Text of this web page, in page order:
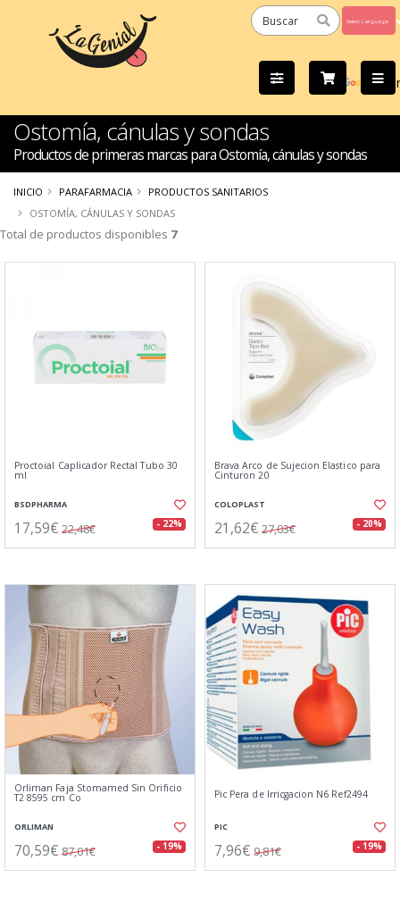
by
Ostomía, cánulas y sondas
Productos de primeras marcas para Ostomía, cánulas y sondas
INICIO PARAFARMACIA
PRODUCTOS SANITARIOS
OSTOMÍA, CÁNULAS Y SONDAS
Total de productos disponibles 7
Proctoial Caplicador Rectal Tubo 30
ml
BSDPHARMA
17,59€ 22,48€ - 22%
Brava Arco de Sujecion Elastico para
Cinturon 20
COLOPLAST
21,62€ 27,03€ - 20%
Orliman Faja Stomamed Sin Orificio
T2 8595 cm Co
ORLIMAN
70,59€ 87,01€ - 19%
Pic Pera de Irricgacion N6 Ref2494
PIC
7,96€ 9,81€ - 19%